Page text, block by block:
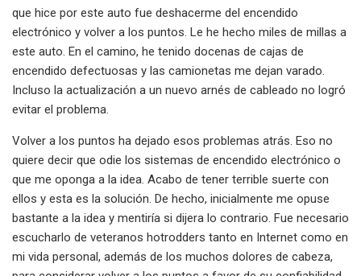
que hice por este auto fue deshacerme del encendido
electrónico y volver a los puntos. Le he hecho miles de millas a
este auto. En el camino, he tenido docenas de cajas de
encendido defectuosas y las camionetas me dejan varado.
Incluso la actualización a un nuevo arnés de cableado no logró
evitar el problema.
Volver a los puntos ha dejado esos problemas atrás. Eso no
quiere decir que odie los sistemas de encendido electrónico o
que me oponga a la idea. Acabo de tener terrible suerte con
ellos y esta es la solución. De hecho, inicialmente me opuse
bastante a la idea y mentiría si dijera lo contrario. Fue necesario
escucharlo de veteranos hotrodders tanto en Internet como en
mi vida personal, además de los muchos dolores de cabeza,